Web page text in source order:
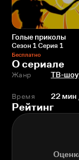
Голые приколы
Сезон 1 Серия 1
Бесплатно
О сериале
Жанр ТВ-шоу
Время 22
Рейтинг